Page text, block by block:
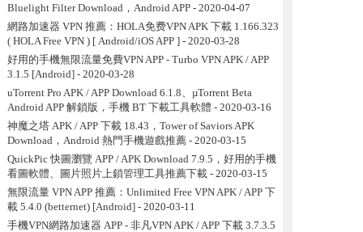
Bluelight Filter Download，Android APP- 2020-04-07
網路加速器 VPN 推薦：HOLA免费VPN APK 下載 1.166.323
( HOLA Free VPN ) [ Android/iOS APP ]- 2020-03-28
好用的手機無限流量免費VPN APP - Turbo VPN APK / APP
3.1.5 [Android]- 2020-03-28
uTorrent Pro APK / APP Download 6.1.8、µTorrent Beta
Android APP 解鎖版，手機 BT 下載工具軟體 - 2020-03-16
神魔之塔 APK / APP 下載 18.43，Tower of Saviors APK
Download，Android 熱門手機遊戲推薦- 2020-03-15
QuickPic 快圖瀏覽 APP / APK Download 7.9.5，好用的手機
看圖軟體、圖片照片上鎖管理工具推薦下載- 2020-03-15
無限流量 VPN APP 推薦：Unlimited Free VPN APK / APP 下
載 5.4.0 (betternet) [Android]- 2020-03-11
手機VPN網路加速器 APP - 非凡VPN APK / APP 下載 3.7.3.5